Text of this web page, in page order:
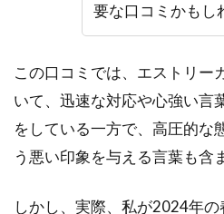
要な口コミかもし
この口コミでは、エストリー
いて、迅速な対応や心強い言
をしている一方で、高圧的な
う悪い印象を与える言葉も含
しかし、実際、私が2024年